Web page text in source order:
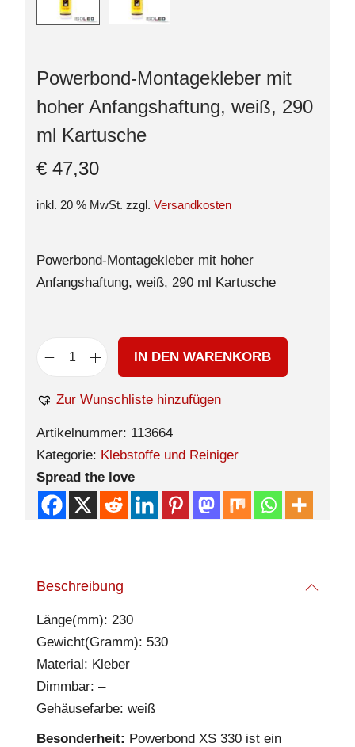
Powerbond-Montagekleber mit
hoher Anfangshaftung, weiß, 290
ml Kartusche
€ 47,30
inkl. 20 % MwSt. zzgl. Versandkosten
Powerbond-Montagekleber mit hoher
Anfangshaftung, weiß, 290 ml Kartusche
IN DEN WARENKORB
Zur Wunschliste hinzufügen
Artikelnummer: 113664
Kategorie: Klebstoffe und Reiniger
Spread the love
Beschreibung
Länge(mm): 230
Gewicht(Gramm): 530
Material: Kleber
Dimmbar: –
Gehäusefarbe: weiß
Besonderheit: Powerbond XS 330 ist ein